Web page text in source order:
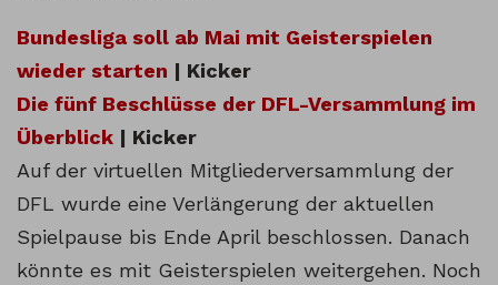
Bundesliga soll ab Mai mit Geisterspielen
wieder starten | Kicker
Die fünf Beschlüsse der DFL-Versammlung im
Überblick | Kicker
Auf der virtuellen Mitgliederversammlung der
DFL wurde eine Verlängerung der aktuellen
Spielpause bis Ende April beschlossen. Danach
könnte es mit Geisterspielen weitergehen. Noch